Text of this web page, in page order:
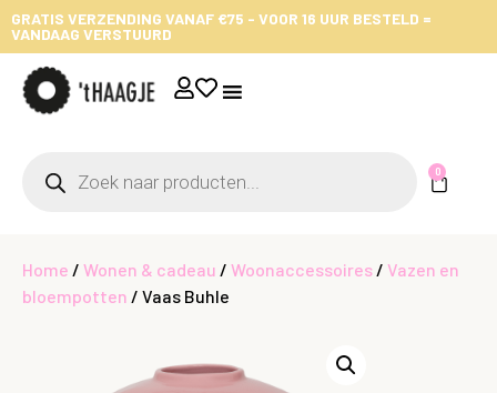
GRATIS VERZENDING VANAF €75 - VOOR 16 UUR BESTELD =
VANDAAG VERSTUURD
0
Home / Wonen & cadeau / Woonaccessoires / Vazen en
bloempotten / Vaas Buhle